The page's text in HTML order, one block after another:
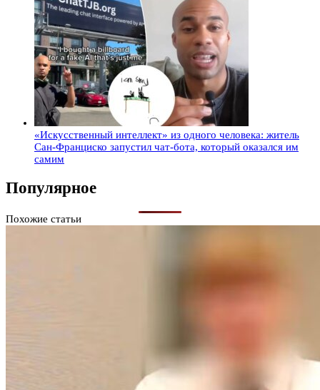
«Искусственный интеллект» из одного человека: житель
Сан-Франциско запустил чат-бота, который оказался им
самим
Популярное
Похожие статьи